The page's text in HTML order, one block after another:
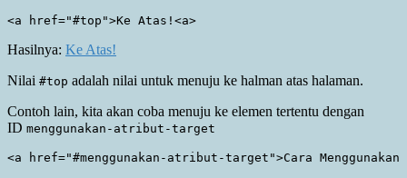
Hasilnya: Ke Atas!
Nilai #top adalah nilai untuk menuju ke halman atas halaman.
Contoh lain, kita akan coba menuju ke elemen tertentu dengan
ID menggunakan-atribut-target